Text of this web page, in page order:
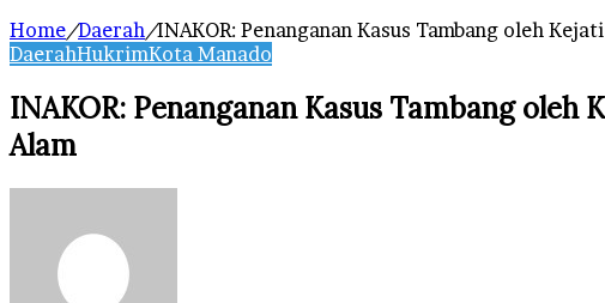
Home/Daerah/INAKOR: Penanganan Kasus Tambang oleh
DaerahHukrimKota Manado
INAKOR: Penanganan Kasus Tambang
Alam